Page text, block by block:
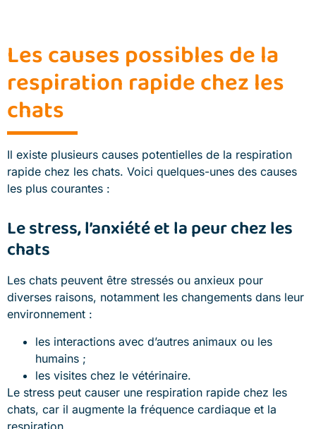
Les causes possibles de la
respiration rapide chez les
chats
Il existe plusieurs causes potentielles de la respiration
rapide chez les chats. Voici quelques-unes des causes
les plus courantes :
Le stress, l’anxiété et la peur chez les
chats
Les chats peuvent être stressés ou anxieux pour
diverses raisons, notamment les changements dans leur
environnement :
les interactions avec d’autres animaux ou les
humains ;
les visites chez le vétérinaire.
Le stress peut causer une respiration rapide chez les
chats, car il augmente la fréquence cardiaque et la
respiration.